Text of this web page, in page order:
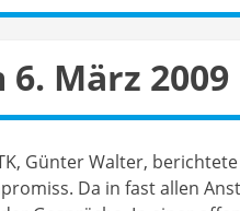
März 2009
Günter Walter,
Da in fast allen